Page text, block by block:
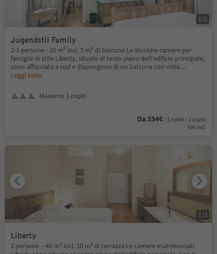
Jugendstil Family
2-3 persone - 35 m² incl. 5 m² di balcone Le storiche camere per
famiglie in stile Liberty, situate al terzo piano dell’edificio principale,
sono affacciata a sud e dispongono di un balcone con vista ...
Leggi tutto
Massimo 3 ospiti
Da 334€ / 1 notte / 2 ospiti
IVA incl.
1/2
Liberty
2 persone – 40 m² incl. 10 m² di terrazza Le camere matrimoniali
1/3